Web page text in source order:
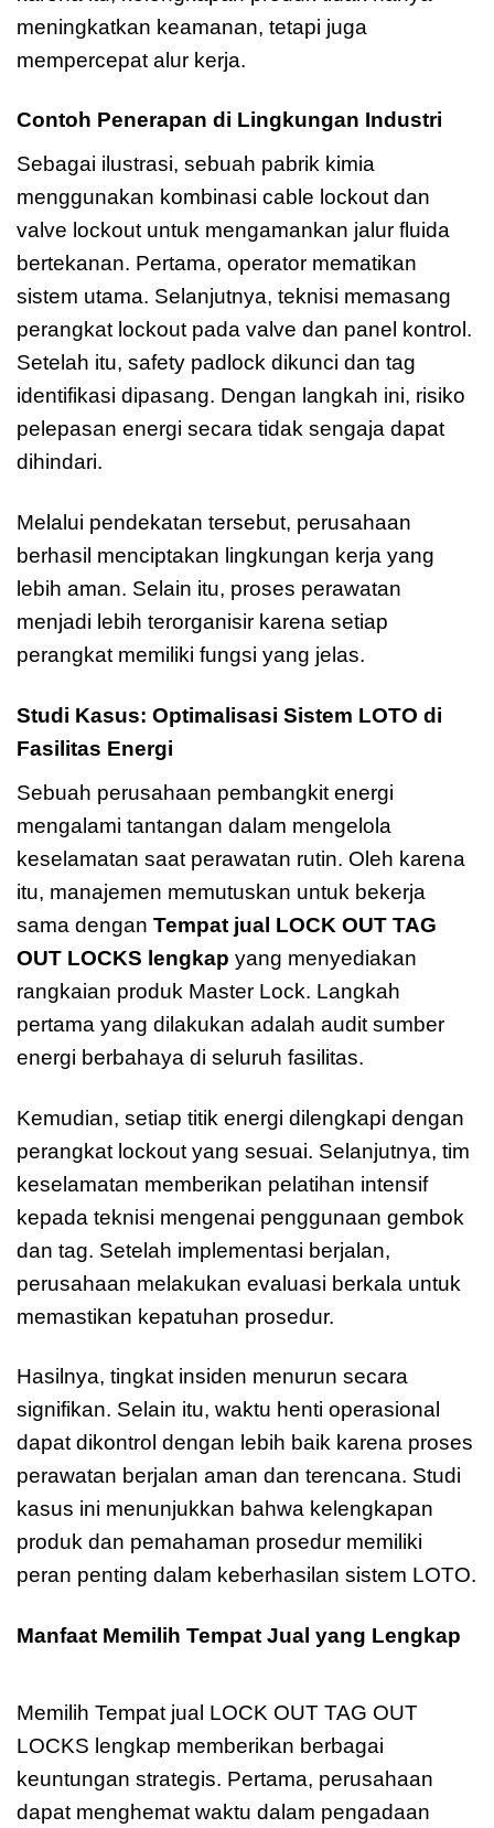
meningkatkan keamanan, tetapi juga
mempercepat alur kerja.
Contoh Penerapan di Lingkungan Industri
Sebagai ilustrasi, sebuah pabrik kimia
menggunakan kombinasi cable lockout dan
valve lockout untuk mengamankan jalur fluida
bertekanan. Pertama, operator mematikan
sistem utama. Selanjutnya, teknisi memasang
perangkat lockout pada valve dan panel kontrol.
Setelah itu, safety padlock dikunci dan tag
identifikasi dipasang. Dengan langkah ini, risiko
pelepasan energi secara tidak sengaja dapat
dihindari.
Melalui pendekatan tersebut, perusahaan
berhasil menciptakan lingkungan kerja yang
lebih aman. Selain itu, proses perawatan
menjadi lebih terorganisir karena setiap
perangkat memiliki fungsi yang jelas.
Studi Kasus: Optimalisasi Sistem LOTO di
Fasilitas Energi
Sebuah perusahaan pembangkit energi
mengalami tantangan dalam mengelola
keselamatan saat perawatan rutin. Oleh karena
itu, manajemen memutuskan untuk bekerja
sama dengan Tempat jual LOCK OUT TAG
OUT LOCKS lengkap yang menyediakan
rangkaian produk Master Lock. Langkah
pertama yang dilakukan adalah audit sumber
energi berbahaya di seluruh fasilitas.
Kemudian, setiap titik energi dilengkapi dengan
perangkat lockout yang sesuai. Selanjutnya, tim
keselamatan memberikan pelatihan intensif
kepada teknisi mengenai penggunaan gembok
dan tag. Setelah implementasi berjalan,
perusahaan melakukan evaluasi berkala untuk
memastikan kepatuhan prosedur.
Hasilnya, tingkat insiden menurun secara
signifikan. Selain itu, waktu henti operasional
dapat dikontrol dengan lebih baik karena proses
perawatan berjalan aman dan terencana. Studi
kasus ini menunjukkan bahwa kelengkapan
produk dan pemahaman prosedur memiliki
peran penting dalam keberhasilan sistem LOTO.
Manfaat Memilih Tempat Jual yang Lengkap
Memilih Tempat jual LOCK OUT TAG OUT
LOCKS lengkap memberikan berbagai
keuntungan strategis. Pertama, perusahaan
dapat menghemat waktu dalam pengadaan